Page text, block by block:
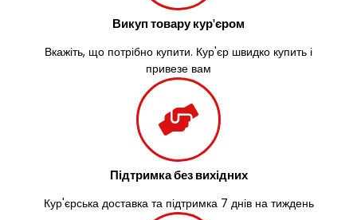
Викуп товару кур'єром
Вкажіть, що потрібно купити. Кур'єр швидко купить і
привезе вам
Підтримка без вихідних
Кур'єрська доставка та підтримка 7 днів на тиждень
Верхнедніпровськ
Вільнянськ
Вінниця
Яготин